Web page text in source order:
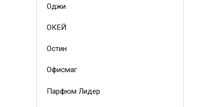
Оджи
ОКЕЙ
Остин
Офисмаг
Парфюм Лидер